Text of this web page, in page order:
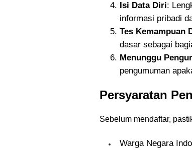
Isi Data Diri:
informasi pribadi
Tes Kemampuan
dasar sebagai
Menunggu
pengumuman
Persyaratan
Sebelum mendaftar,
Warga Negara